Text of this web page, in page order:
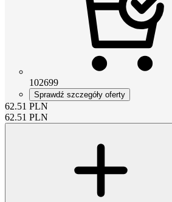
102699
Sprawdź szczegóły oferty
62.51 PLN
62.51 PLN